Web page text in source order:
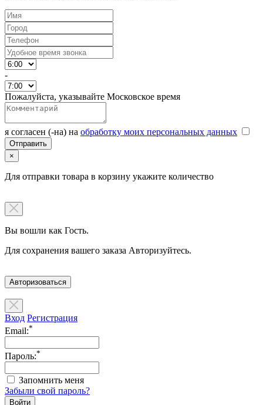
-
Пожалуйста, указывайте Московское время
я согласен (-на) на обработку моих персональных данных
×
Для отправки товара в корзину укажите количество
Вы вошли как Гость.
Для сохранения вашего заказа Авторизуйтесь.
Авторизоваться
Вход Регистрация
Email:*
Пароль:*
Запомнить меня
Забыли свой пароль?